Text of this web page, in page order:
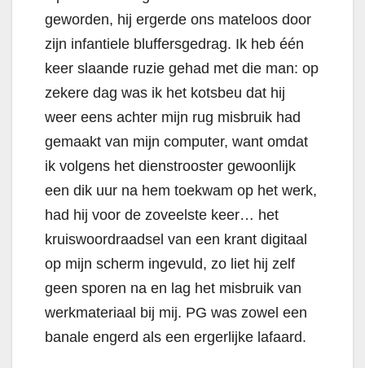
geworden, hij ergerde ons mateloos door
zijn infantiele bluffersgedrag. Ik heb één
keer slaande ruzie gehad met die man: op
zekere dag was ik het kotsbeu dat hij
weer eens achter mijn rug misbruik had
gemaakt van mijn computer, want omdat
ik volgens het dienstrooster gewoonlijk
een dik uur na hem toekwam op het werk,
had hij voor de zoveelste keer… het
kruiswoordraadsel van een krant digitaal
op mijn scherm ingevuld, zo liet hij zelf
geen sporen na en lag het misbruik van
werkmateriaal bij mij. PG was zowel een
banale engerd als een ergerlijke lafaard.